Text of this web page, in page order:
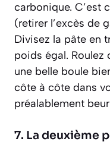
carbonique. C’est
(retirer l’excès de
Divisez la pâte en
poids égal. Roulez
une belle boule
côte à côte dans
préalablement
7. La deuxième